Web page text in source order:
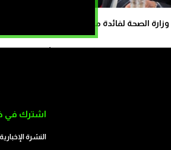
كيف زحف عشرات الالاف
الصحة لفائدة مهنيي القطاع
اشترك في
النشرة الإخبارية